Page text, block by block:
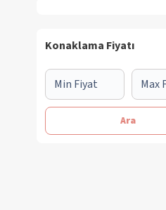
Konaklama Fiyatı
Ara